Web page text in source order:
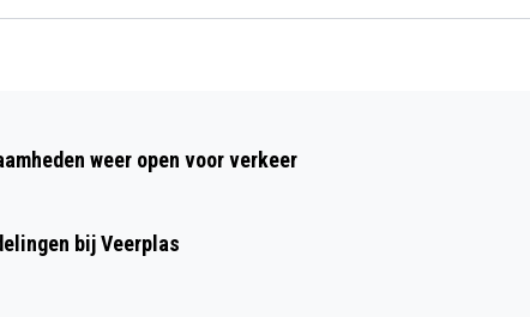
TATA STEEL IJMUIDEN OVER WILLEN
weer open voor verkeer
bij Veerplas